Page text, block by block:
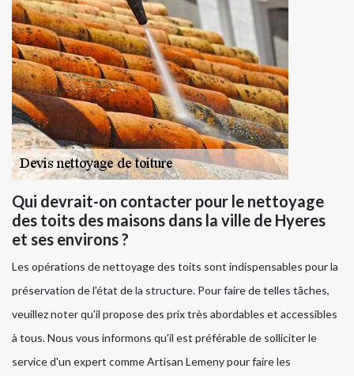
Qui devrait-on contacter pour le nettoyage
des toits des maisons dans la ville de Hyeres
et ses environs ?
Les opérations de nettoyage des toits sont indispensables pour la
préservation de l'état de la structure. Pour faire de telles tâches,
veuillez noter qu'il propose des prix très abordables et accessibles
à tous. Nous vous informons qu'il est préférable de solliciter le
service d'un expert comme Artisan Lemeny pour faire les